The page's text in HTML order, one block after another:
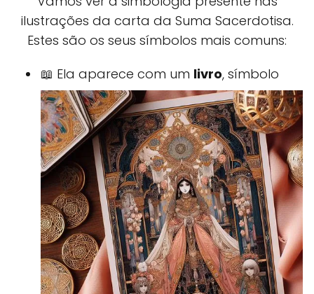
ilustrações da carta da Suma Sacerdotisa.
Estes são os seus símbolos mais comuns:
📖 Ela aparece com um livro, símbolo